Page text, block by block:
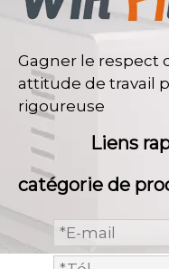
Gagner le respect
attitude de travail
rigoureuse
Liens
catégorie de